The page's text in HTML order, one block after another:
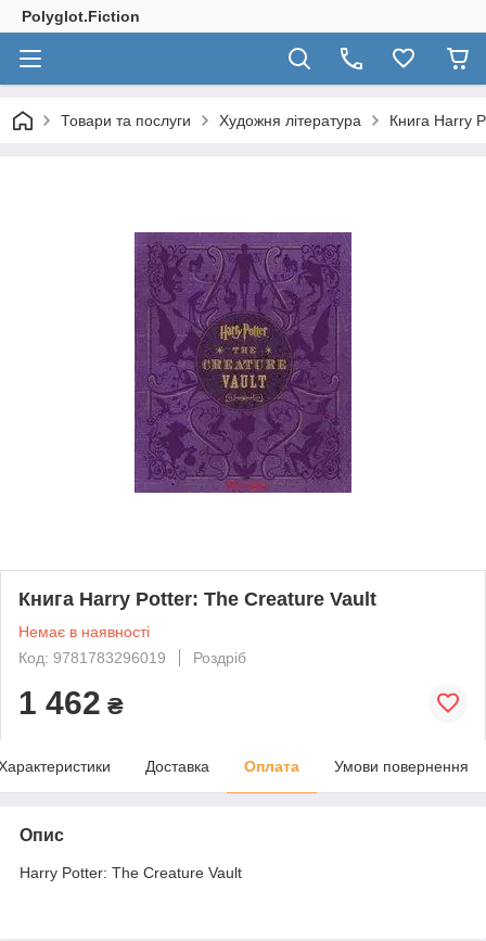
Polyglot.Fiction
Товари та послуги Художня література Книга Harry
Книга Harry Potter: The Creature Vault
Немає в наявності
Код: 9781783296019
Роздріб
1 462 ₴
Доставка Оплата Умови повернення
Опис
Harry Potter: The Creature Vault